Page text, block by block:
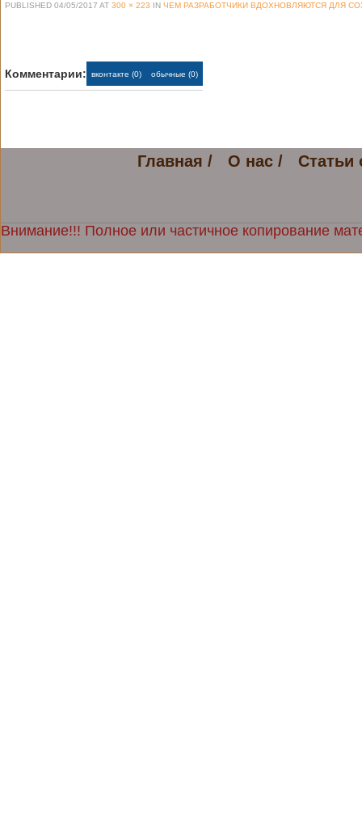
PUBLISHED 04/05/2017 AT 300 × 223 IN ЧЕМ РАЗРАБОТЧИКИ ВДОХНОВЛЯЮТСЯ ДЛЯ
Комментарии: вконтакте (0) обычные (0)
Главная / О нас / Статьи
Внимание!!! Полное или частичное копирование